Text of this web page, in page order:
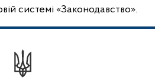
системі «Законодавство».